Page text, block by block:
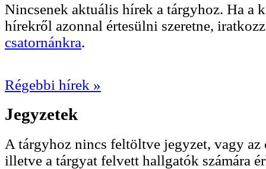
Nincsenek aktuális hírek a tárgyhoz. Ha a
hírekről azonnal értesülni szeretne,
csatornánkra.
Régebbi hírek »
Jegyzetek
A tárgyhoz nincs feltöltve jegyzet, vagy az
illetve a tárgyat felvett hallgatók számára